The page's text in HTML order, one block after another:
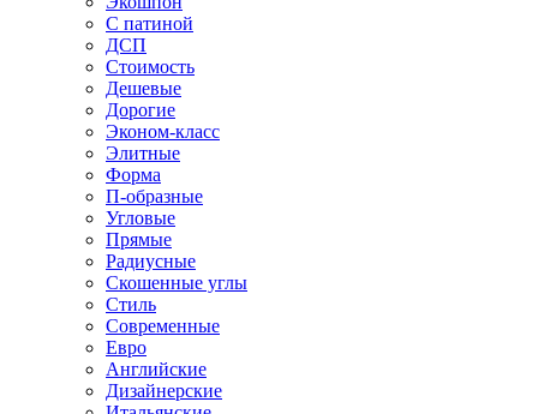
С патиной
ДСП
Стоимость
Дешевые
Дорогие
Эконом-класс
Элитные
Форма
П-образные
Угловые
Прямые
Радиусные
Скошенные углы
Стиль
Современные
Евро
Английские
Дизайнерские